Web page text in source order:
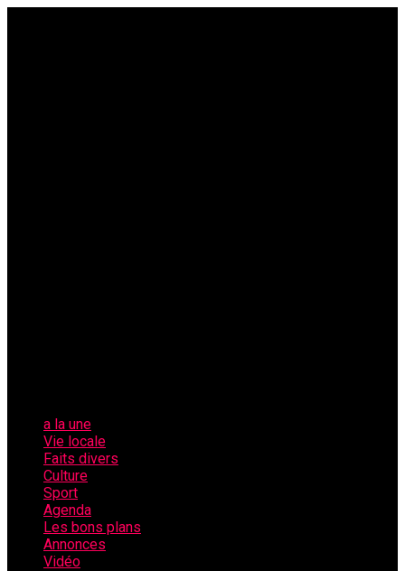
a la une
Vie locale
Faits divers
Culture
Sport
Agenda
Les bons plans
Annonces
Vidéo